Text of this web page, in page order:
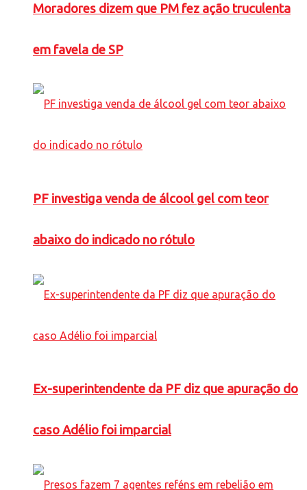
Moradores dizem que PM fez ação truculenta
em favela de SP
PF investiga venda de álcool gel com teor
abaixo do indicado no rótulo
Ex-superintendente da PF diz que apuração do
caso Adélio foi imparcial